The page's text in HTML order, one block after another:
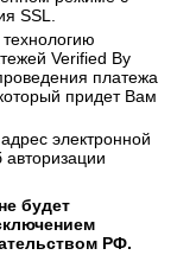
SSL.
Verified By
платежа
придет Вам
электронной
будет
РФ.